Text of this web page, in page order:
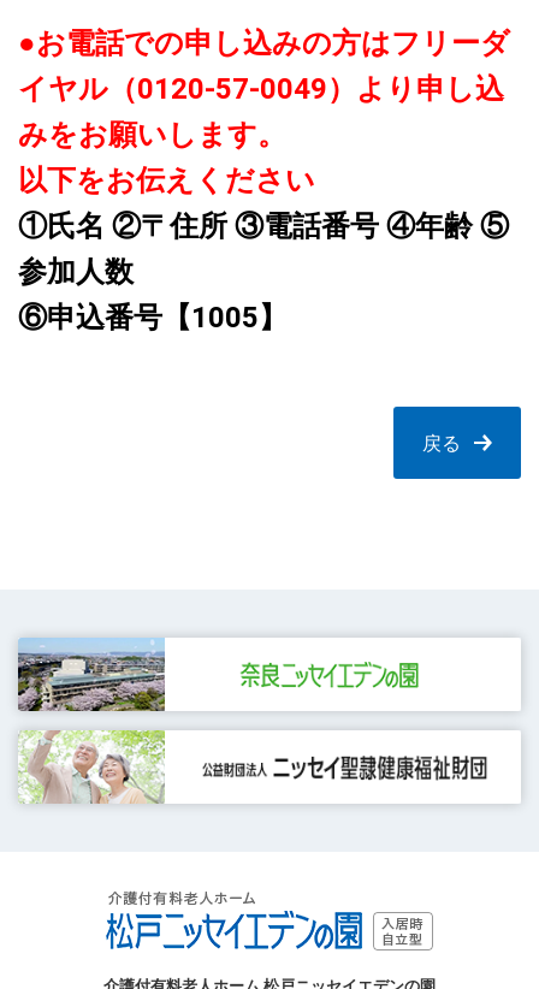
●お電話での申し込みの方はフリーダ
イヤル（0120-57-0049）より申し込
みをお願いします。
以下をお伝えください
①氏名 ②〒住所 ③電話番号 ④年齢 ⑤
参加人数
⑥申込番号【1005】
戻る